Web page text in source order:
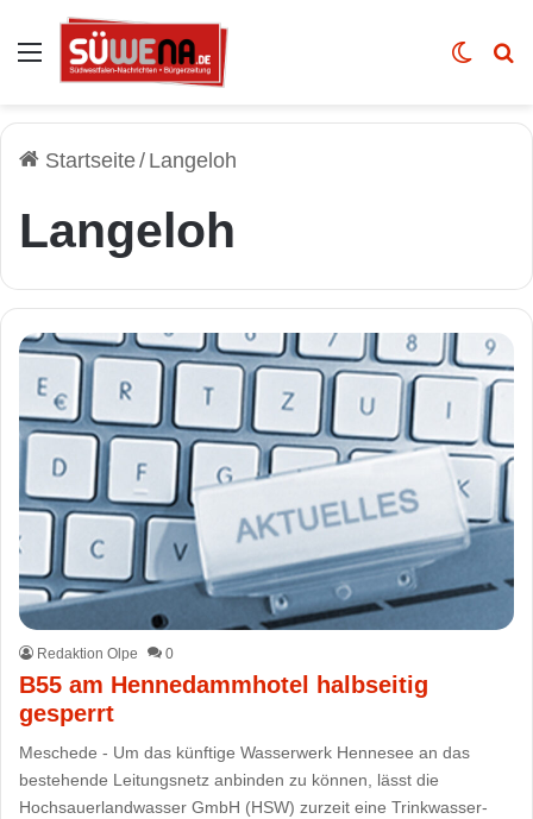
Auswahl Skin
Startseite/ Langeloh
Langeloh
Redaktion Olpe 0
B55 am Hennedammhotel halbseitig
gesperrt
Meschede - Um das künftige Wasserwerk Hennesee an das
bestehende Leitungsnetz anbinden zu können, lässt die
Hochsauerlandwasser GmbH (HSW) zurzeit eine Trinkwasser-